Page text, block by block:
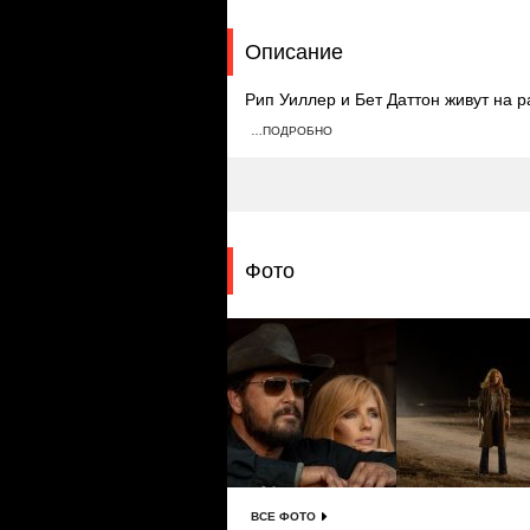
Описание
Рип Уиллер и Бет Даттон живут на
несогласной со взглядами Бьюлы
…ПОДРОБНО
Фото
ВСЕ ФОТО